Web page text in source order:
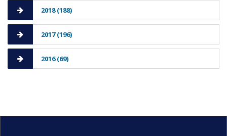
2018 (188)
2017 (196)
2016 (69)